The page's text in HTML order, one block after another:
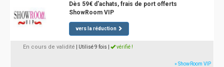
Dès 59€ d'achats, frais de port offerts
ShowRoom VIP
vers la réduction
En cours de validité | Utilisé 9 fois vérifié !
» ShowRoom VIP